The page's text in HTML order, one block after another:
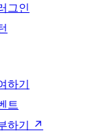
그인
하기
트
하기 ↗